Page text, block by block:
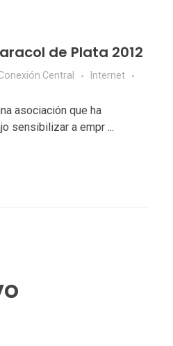
de Plata 2012
Central
Internet
asociación que ha
sensibilizar a empr ...